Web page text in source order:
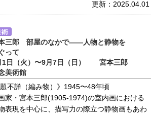
更新：2025.04.01
三郎 部屋のなかで――人物と静物を
って
1日（火）〜9月7日（日） 宮本三郎
美術館
題不詳（編み物）》1945〜48年頃
家・宮本三郎(1905-1974)の室内画における
表現を中心に、描写力の際立つ静物画もあわ